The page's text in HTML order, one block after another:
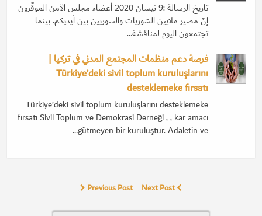
تاريخ الرسالة :9 نيسان 2020 أعضاء مجلس الأمن الموقّرون
إنّ مصير ملايين السّوريات والسوريين بين أيديكم. بينما
تجتمعون اليوم لمناقشة…
فرصة دعم منظمات المجتمع المدني في تركيا |
Türkiye’deki sivil toplum kuruluşlarını
desteklemeke fırsatı
Türkiye’deki sivil toplum kuruluşlarını desteklemeke
fırsatı Sivil Toplum ve Demokrasi Derneği , , kar amacı
gütmeyen bir kuruluştur. Adaletin ve…
Previous Post Next Post